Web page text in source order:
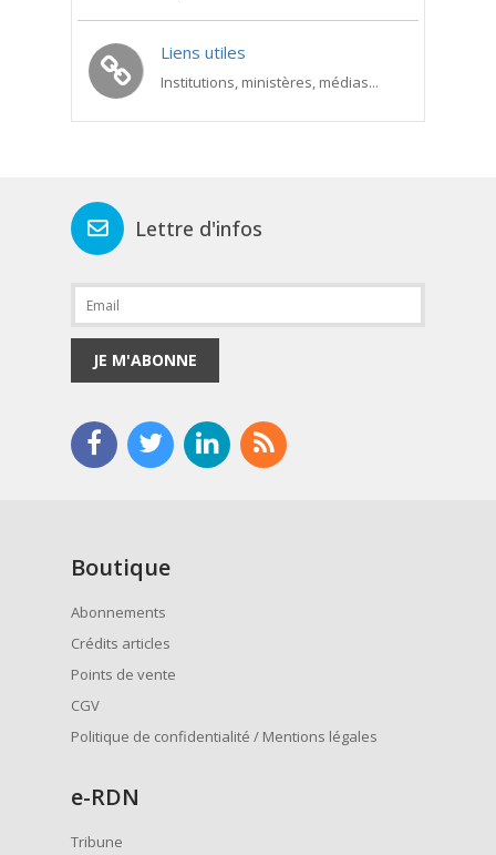
Liens utiles
Institutions, ministères, médias...
Lettre d'infos
JE M'ABONNE
Boutique
Abonnements
Crédits articles
Points de vente
CGV
Politique de confidentialité / Mentions légales
e-RDN
Tribune